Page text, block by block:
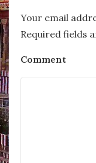
Your email
Required fields
Comment